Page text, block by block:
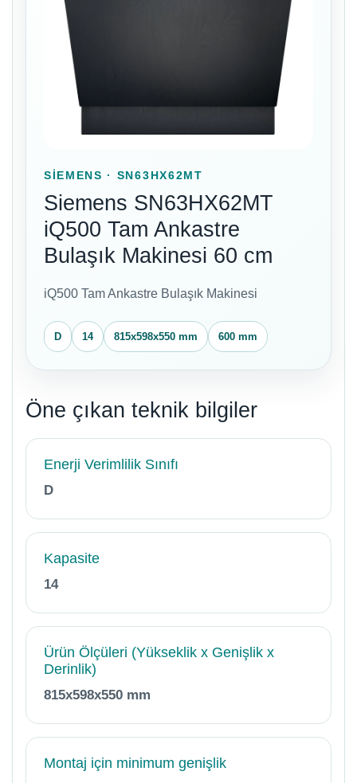
SIEMENS · SN63HX62MT
Siemens SN63HX62MT
iQ500 Tam Ankastre
Bulaşık Makinesi 60 cm
iQ500 Tam Ankastre Bulaşık Makinesi
D 14 815x598x550 mm 600 mm
Öne çıkan teknik bilgiler
Enerji Verimlilik Sınıfı
D
Kapasite
14
Ürün Ölçüleri (Yükseklik x Genişlik x
Derinlik)
815x598x550 mm
Montaj için minimum genişlik